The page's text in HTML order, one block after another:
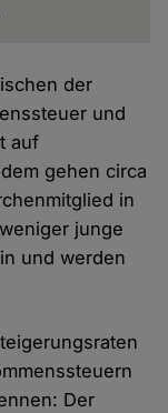
der
und
auf
gehen circa
in
junge
und werden
Der